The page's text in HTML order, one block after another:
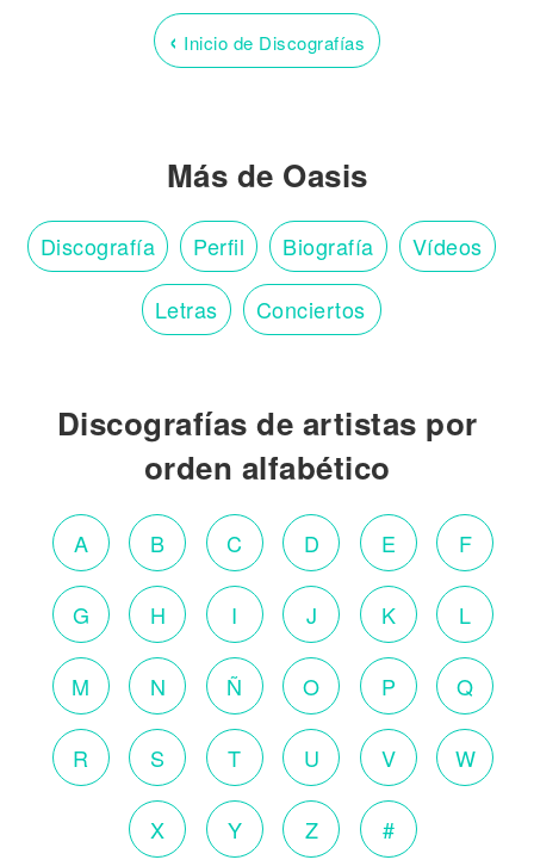
‹ Inicio de Discografías
Más de Oasis
Discografía Perfil Biografía Vídeos
Letras Conciertos
Discografías de artistas por
orden alfabético
A B C D E F
G H I J K L
M N Ñ O P Q
R S T U V W
X Y Z #